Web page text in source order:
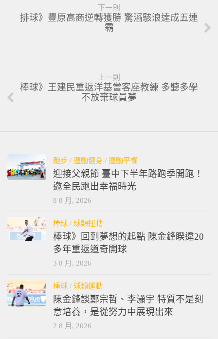
下一則
排球》豐原高商逆轉獲勝 驚滔駭浪達成五連
霸
上一則
棒球》王建民重返洋基當客座教練 多聽多學
不放棄球員夢
跑步 / 運動健身 / 運動平權
迎接父親節 臺中下半年路跑季開跑！
邀全民跑出幸福時光
8 8 月, 2026
棒球 / 球類運動
棒球》回到夢想的起點 陳金鋒睽違20
多年重返道奇開球
3 8 月, 2026
棒球 / 球類運動
陳金鋒談鄭宗哲、李灝宇 特質不是刻
意培養，是從努力中展現出來
2 8 月, 2026